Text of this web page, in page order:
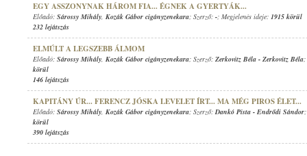
EGY ASSZONYNAK HÁROM FIA... ÉGNEK A GYERTYÁK...
Előadó: Sárossy Mihály, Kozák Gábor cigányzenekara; Szerző: -; Megjelenés ideje: 1915 körül
232 lejátszás
ELMÚLT A LEGSZEBB ÁLMOM
Előadó: Sárossy Mihály, Kozák Gábor cigányzenekara; Szerző: Zerkovitz Béla - Zerkovitz Béla;
körül
146 lejátszás
KAPITÁNY ÚR... FERENCZ JÓSKA LEVELET ÍRT... MA MÉG PIROS ÉLET...
Előadó: Sárossy Mihály, Kozák Gábor cigányzenekara; Szerző:Dankó Pista - Endrődi Sándor
körül
390 lejátszás